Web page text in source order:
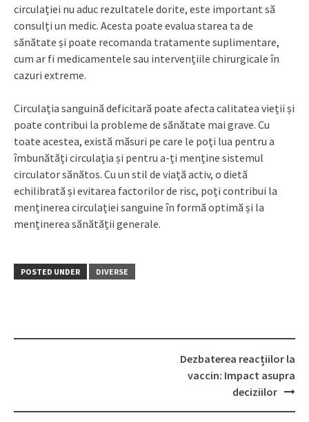
circulației nu aduc rezultatele dorite, este important să
consulți un medic. Acesta poate evalua starea ta de
sănătate și poate recomanda tratamente suplimentare,
cum ar fi medicamentele sau intervențiile chirurgicale în
cazuri extreme.
Circulația sanguină deficitară poate afecta calitatea vieții și
poate contribui la probleme de sănătate mai grave. Cu
toate acestea, există măsuri pe care le poți lua pentru a
îmbunătăți circulația și pentru a-ți menține sistemul
circulator sănătos. Cu un stil de viață activ, o dietă
echilibrată și evitarea factorilor de risc, poți contribui la
menținerea circulației sanguine în formă optimă și la
menținerea sănătății generale.
POSTED UNDER DIVERSE
Dezbaterea reacțiilor la
vaccin: Impact asupra
deciziilor